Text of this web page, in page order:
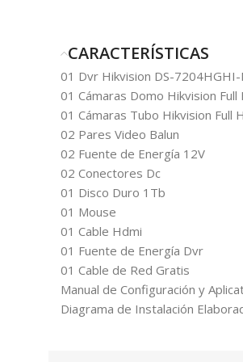
CARACTERÍSTICAS
01 Dvr Hikvision DS-
01 Cámaras Domo Hikvision
01 Cámaras Tubo Hikvision Full
02 Pares Video Balun
02 Fuente de Energía 12V
02 Conectores Dc
01 Disco Duro 1Tb
01 Mouse
01 Cable Hdmi
01 Fuente de Energía Dvr
01 Cable de Red Gratis
Manual de Configuración y
Diagrama de Instalación